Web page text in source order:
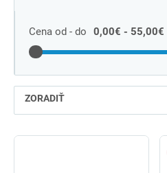
Cena od - do 0,00€ - 55,00€
ZORADIŤ